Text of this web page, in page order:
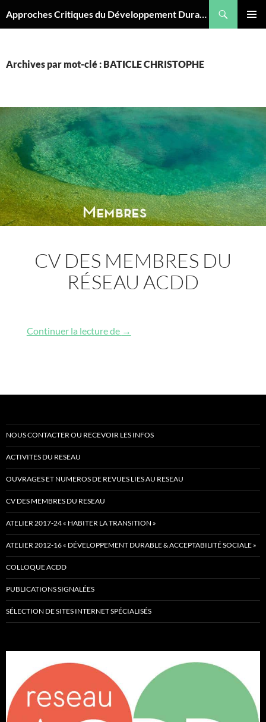
au
Approches Critiques du Développement Durable
Archives par mot-clé : BATICLE CHRISTOPHE
CV DES MEMBRES DU
RÉSEAU ACDD
Continuer la lecture de CV des membres du réseau ACDD
→
NOUS CONTACTER OU RECEVOIR LES INFOS
ACTIVITES DU RESEAU
OUVRAGES ET NUMEROS DE REVUES LIES AU RESEAU
CV DES MEMBRES DU RESEAU
ATELIER 2017-24 « HABITER LA TRANSITION »
ATELIER 2012-16 « DÉVELOPPEMENT DURABLE & ACCEPTABILITÉ SOCIALE »
COLLOQUE ACDD
PUBLICATIONS SIGNALÉES
SÉLECTION DE SITES INTERNET SPÉCIALISÉS